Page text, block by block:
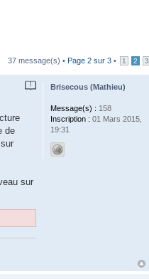
37 message(s) • Page 2 sur 3 • 1 2 3
de
sur
Brisecous (Mathieu)
Message(s) : 158
Inscription : 01 Mars 2015,
19:31